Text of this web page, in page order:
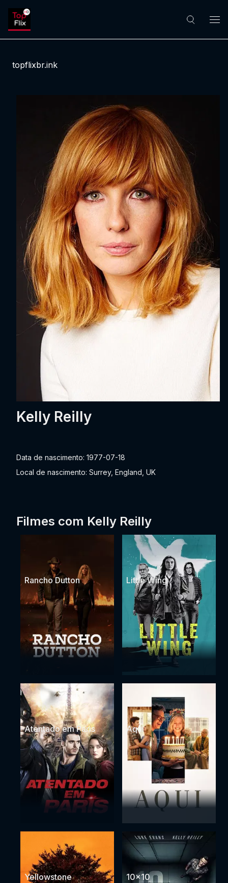
topflixbr.ink
Kelly Reilly
Data de nascimento: 1977-07-18
Local de nascimento: Surrey, England, UK
Filmes com Kelly Reilly
Rancho Dutton Little Wing
Atentado em Paris Aqui
Yellowstone 10x10